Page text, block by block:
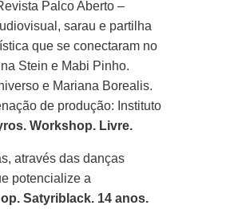
Palco Aberto –
sarau e partilha
que se conectaram no
Stein e Mabi Pinho.
e Mariana Borealis.
de produção: Instituto
Workshop. Livre.
através das danças
potencialize a
Satyriblack. 14 anos.